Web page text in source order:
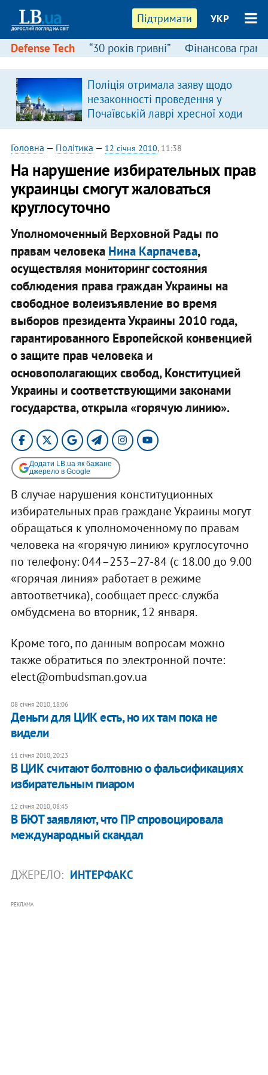
Підтримати УКР
Defense Tech “30 років гривні” Фінансова
Поліція отримала заяву щодо
незаконності проведення у
Почаївській лаврі хресної ходи
Головна — Політика — 12 січня 2010, 11:38
На нарушение избирательных прав
украинцы смогут жаловаться
круглосуточно
Уполномоченный Верховной Рады по
правам человека Нина Карпачева,
осуществляя мониторинг состояния
соблюдения права граждан Украины на
свободное волеизъявление во время
выборов президента Украины 2010 года,
гарантированного Европейской конвенцией
о защите прав человека и
основополагающих свобод, Конституцией
Украины и соответствующими законами
государства, открыла «горячую линию».
Додати LB.ua як бажане
джерело в Google
В случае нарушения конституционных
избирательных прав граждане Украины могут
обращаться к уполномоченному по правам
человека на «горячую линию» круглосуточно
по телефону: 044–253–27-84 (с 18.00 до 9.00
«горячая линия» работает в режиме
автоответчика), сообщает пресс-служба
омбудсмена во вторник, 12 января.
Кроме того, по данным вопросам можно
также обратиться по электронной почте:
elect@ombudsman.gov.ua
08 січня 2010, 18:06
Деньги для ЦИК есть, но их там пока не
видели
11 січня 2010, 20:23
В ЦИК считают болтовню о фальсификациях
избирательным пиаром
12 січня 2010, 08:45
В БЮТ заявляют, что ПР спровоцировала
международный скандал
ДЖЕРЕЛО: ИНТЕРФАКС
РЕКЛАМА